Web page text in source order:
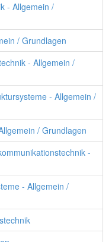
- Allgemein /
/ Grundlagen
- Allgemein /
- Allgemein /
/ Grundlagen
-
- Allgemein /